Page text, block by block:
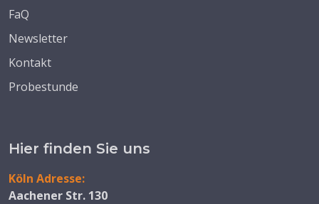
FaQ
Newsletter
Kontakt
Probestunde
Hier finden Sie uns
Köln Adresse:
Aachener Str. 130